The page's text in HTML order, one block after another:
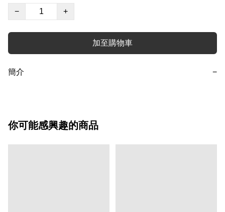
−
+
加至購物車
簡介 −
你可能感興趣的商品